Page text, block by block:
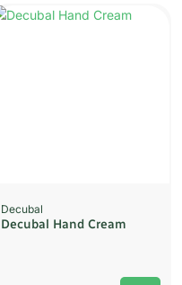
Decubal
Decubal Hand Cream